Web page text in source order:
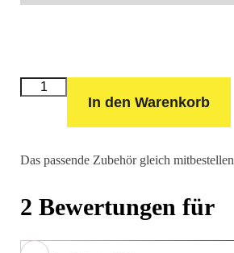
TRAFO
MIG/MAG
In den Warenkorb
Das passende Zubehör gleich mitbestellen
2 Bewertungen für